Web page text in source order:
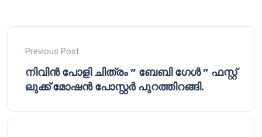
Previous Post
നിവിൻ പോളി ചിത്രം ” ബേബി ഗേൾ ” ഫസ്റ്റ്
ലുക്ക് മോഷൻ പോസ്റ്റർ പുറത്തിറങ്ങി.